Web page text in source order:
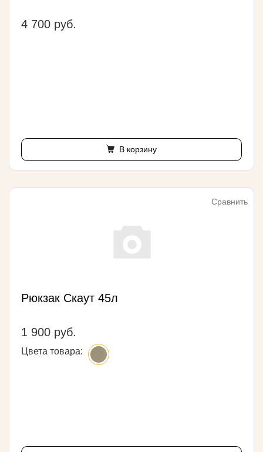
4 700 руб.
В корзину
Сравнить
Рюкзак Скаут 45л
1 900 руб.
Цвета товара: